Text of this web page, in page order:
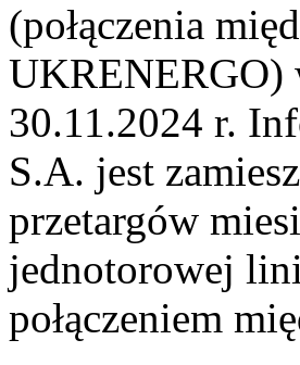
(połączenia
UKRENERGO)
30.11.2024 r.
S.A. jest
przetargów
jednotorowej
połączeniem